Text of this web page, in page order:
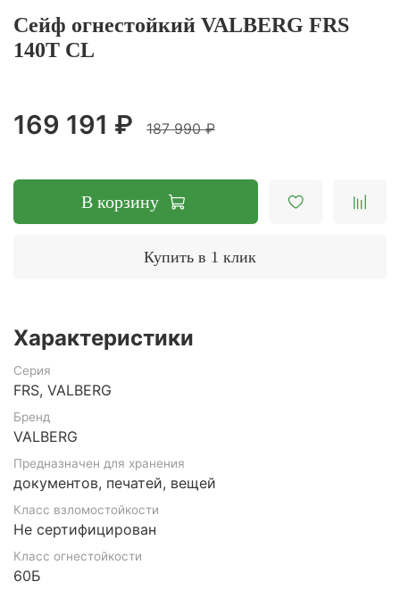
Сейф огнестойкий VALBERG FRS
140T CL
169 191 ₽ 187 990 ₽
В корзину
Купить в 1 клик
Характеристики
Серия
FRS, VALBERG
Бренд
VALBERG
Предназначен для хранения
документов, печатей, вещей
Класс взломостойкости
Не сертифицирован
Класс огнестойкости
60Б